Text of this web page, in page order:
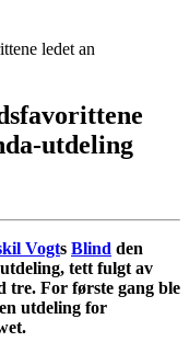
utdeling
Vogts Blind den
tett fulgt av
tre. For første gang ble
utdeling for